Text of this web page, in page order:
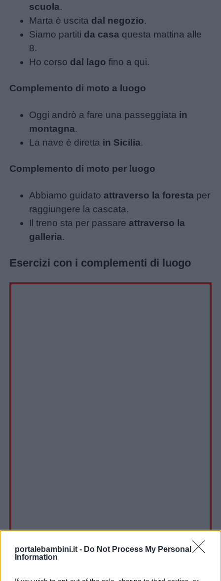
portalebambini.it - Do Not Process My Personal
Information
scuola.
Marta è uscita dal negozio.
Siamo partiti da casa questa mattina alle
8.
Ho corso dal lago fino a qui.
Complemento di moto a luogo
Oggi andrò a fare una passeggiata in
montagna.
La nave è diretta in Sicilia.
Complemento di moto per luogo
Abbiamo guidatoattraverso la foresta per
raggiungere la cascata.
Il treno sta per passareattraverso la
galleria.
Esercizi con i complementi di luogo